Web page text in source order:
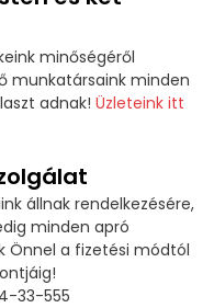
minőségéről
munkatársaink minden
adnak! Üzleteink itt
állnak rendelkezésére,
minden apró
Önnel a fizetési módtól
33-555